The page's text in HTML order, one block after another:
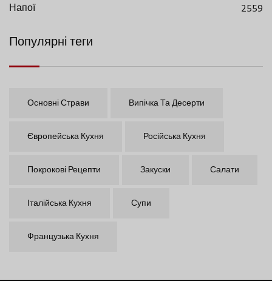
Напої
2559
Популярні теги
Основні Страви Випічка Та Десерти
Європейська Кухня Російська Кухня
Покрокові Рецепти Закуски Салати
Італійська Кухня Супи
Французька Кухня